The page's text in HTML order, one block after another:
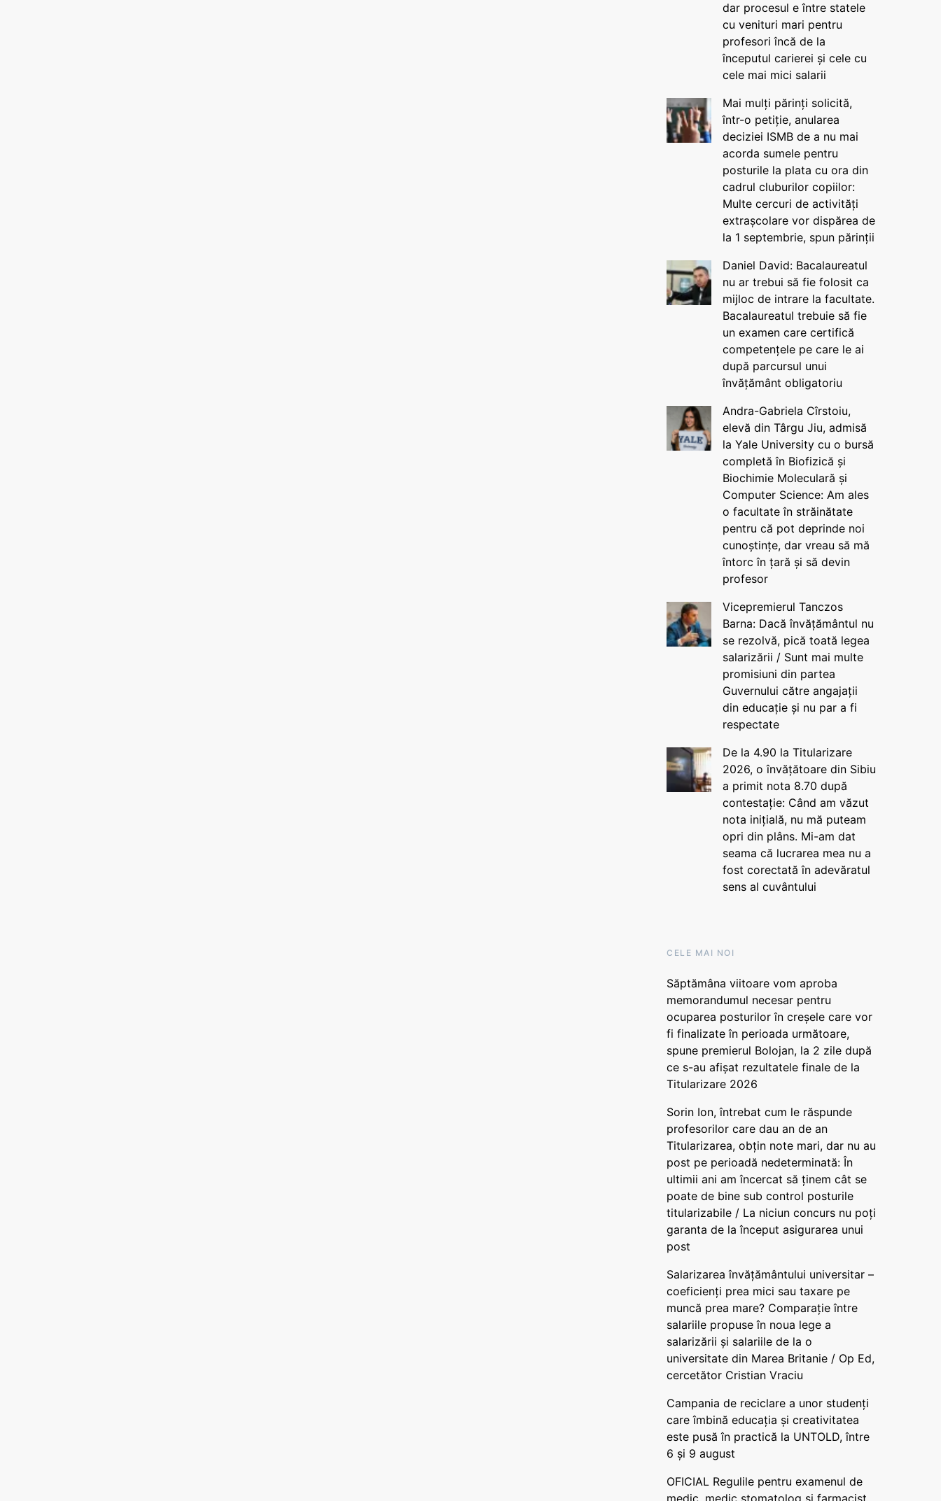
dar procesul e între statele
cu venituri mari pentru
profesori încă de la
începutul carierei și cele cu
cele mai mici salarii
Mai mulți părinți solicită,
într-o petiție, anularea
deciziei ISMB de a nu mai
acorda sumele pentru
posturile la plata cu ora din
cadrul cluburilor copiilor:
Multe cercuri de activități
extrașcolare vor dispărea de
la 1 septembrie, spun părinții
Daniel David: Bacalaureatul
nu ar trebui să fie folosit ca
mijloc de intrare la facultate.
Bacalaureatul trebuie să fie
un examen care certifică
competențele pe care le ai
după parcursul unui
învățământ obligatoriu
Andra-Gabriela Cîrstoiu,
elevă din Târgu Jiu, admisă
la Yale University cu o bursă
completă în Biofizică și
Biochimie Moleculară și
Computer Science: Am ales
o facultate în străinătate
pentru că pot deprinde noi
cunoștințe, dar vreau să mă
întorc în țară și să devin
profesor
Vicepremierul Tanczos
Barna: Dacă învățământul nu
se rezolvă, pică toată legea
salarizării / Sunt mai multe
promisiuni din partea
Guvernului către angajații
din educație și nu par a fi
respectate
De la 4.90 la Titularizare
2026, o învățătoare din Sibiu
a primit nota 8.70 după
contestație: Când am văzut
nota inițială, nu mă puteam
opri din plâns. Mi-am dat
seama că lucrarea mea nu a
fost corectată în adevăratul
sens al cuvântului
CELE MAI NOI
Săptămâna viitoare vom aproba
memorandumul necesar pentru
ocuparea posturilor în creșele care vor
fi finalizate în perioada următoare,
spune premierul Bolojan, la 2 zile după
ce s-au afișat rezultatele finale de la
Titularizare 2026
Sorin Ion, întrebat cum le răspunde
profesorilor care dau an de an
Titularizarea, obțin note mari, dar nu au
post pe perioadă nedeterminată: În
ultimii ani am încercat să ținem cât se
poate de bine sub control posturile
titularizabile / La niciun concurs nu poți
garanta de la început asigurarea unui
post
Salarizarea învățământului universitar –
coeficienți prea mici sau taxare pe
muncă prea mare? Comparație între
salariile propuse în noua lege a
salarizării și salariile de la o
universitate din Marea Britanie / Op Ed,
cercetător Cristian Vraciu
Campania de reciclare a unor studenți
care îmbină educația și creativitatea
este pusă în practică la UNTOLD, între
6 și 9 august
OFICIAL Regulile pentru examenul de
medic, medic stomatolog și farmacist